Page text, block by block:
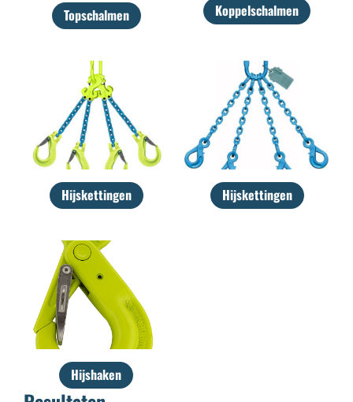
Topschalmen Koppelschalmen
Hijskettingen Hijskettingen
Hijshaken